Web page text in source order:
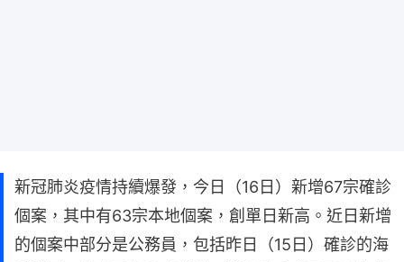
新冠肺炎疫情持續爆發，今日（16日）新增67宗確診
個案，其中有63宗本地個案，創單日新高。近日新增
的個案中部分是公務員，包括昨日（15日）確診的海